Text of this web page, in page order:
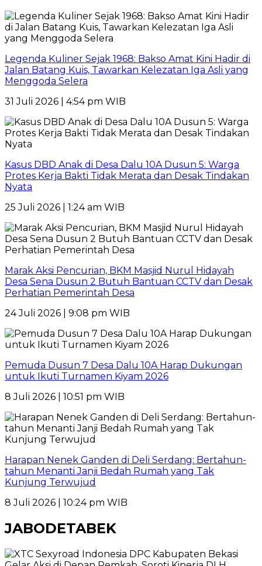
Legenda Kuliner Sejak 1968: Bakso Amat Kini Hadir di
Jalan Batang Kuis, Tawarkan Kelezatan Iga Asli yang
Menggoda Selera
31 Juli 2026 | 4:54 pm WIB
Kasus DBD Anak di Desa Dalu 10A Dusun 5: Warga
Protes Kerja Bakti Tidak Merata dan Desak Tindakan
Nyata
25 Juli 2026 | 1:24 am WIB
Marak Aksi Pencurian, BKM Masjid Nurul Hidayah
Desa Sena Dusun 2 Butuh Bantuan CCTV dan Desak
Perhatian Pemerintah Desa
24 Juli 2026 | 9:08 pm WIB
Pemuda Dusun 7 Desa Dalu 10A Harap Dukungan
untuk Ikuti Turnamen Kiyam 2026
8 Juli 2026 | 10:51 pm WIB
Harapan Nenek Ganden di Deli Serdang: Bertahun-
tahun Menanti Janji Bedah Rumah yang Tak
Kunjung Terwujud
8 Juli 2026 | 10:24 pm WIB
JABODETABEK